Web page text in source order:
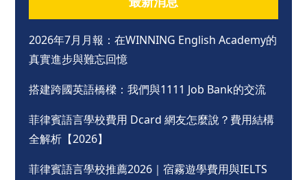
2026年7月月報：在WINNING English Academy的
真實進步與難忘回憶
搭建跨國英語橋樑：我們與1111 Job Bank的交流
菲律賓語言學校費用 Dcard 網友怎麼說？費用結構
全解析【2026】
菲律賓語言學校推薦2026｜宿霧遊學費用與IELTS